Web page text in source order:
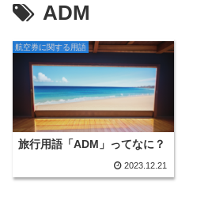
ADM
航空券に関する用語
旅行用語「ADM」ってなに？
2023.12.21